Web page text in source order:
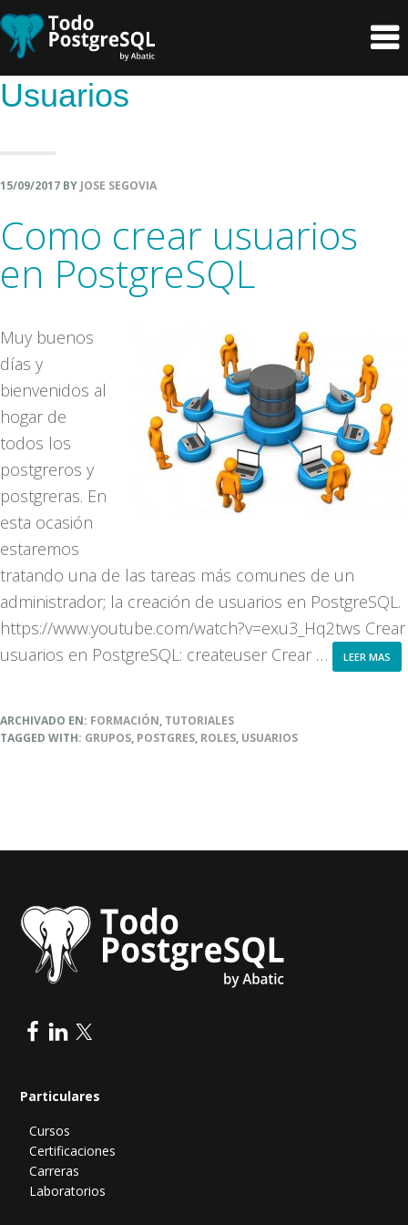
Skip
to
primary
navigation
Skip
to
content
header-
right
Main
navigation
Usuarios
15/09/2017 BYJOSE SEGOVIA
Como crear usuarios
en PostgreSQL
Muy buenos
días y
bienvenidos al
hogar de
todos los
postgreros y
postgreras. En
esta ocasión
estaremos
tratando una de las tareas más comunes de un
administrador; la creación de usuarios en PostgreSQL.
https://www.youtube.com/watch?v=exu3_Hq2tws Crear
usuarios en PostgreSQL: createuser Crear …
LEER MAS
ARCHIVADO EN: FORMACIÓN, TUTORIALES
TAGGED WITH: GRUPOS, POSTGRES, ROLES, USUARIOS
Particulares
Cursos
Certificaciones
Carreras
Laboratorios